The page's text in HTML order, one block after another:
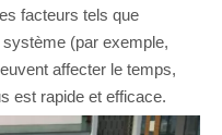
facteurs tels que
(par exemple,
affecter le temps,
est rapide et efficace.